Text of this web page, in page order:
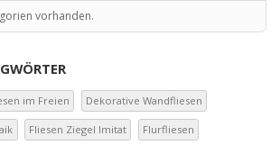
vorhanden.
im Freien Dekorative Wandfliesen
Fliesen Ziegel Imitat Flurfliesen